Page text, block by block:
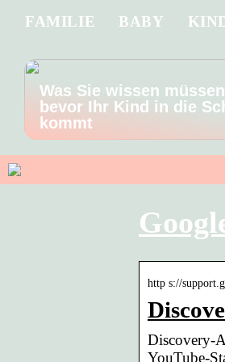
FAMILIE BABY
Was Sie wissen
bevor Ihr Kind in die
kommt
http s://
Discovery-
YouTube-